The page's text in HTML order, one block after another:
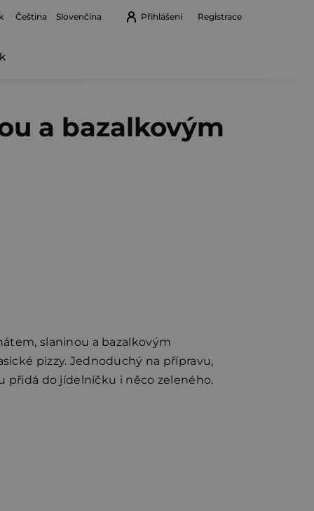
Čeština Slovenčina Přihlášení Registrace
Nákupní
a bazalkovým
slaninou a bazalkovým
pizzy. Jednoduchý na přípravu,
přidá do jídelníčku i něco zeleného.